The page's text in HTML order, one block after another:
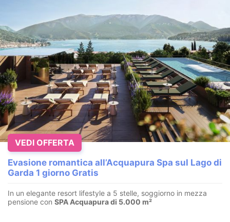
Evasione romantica all’Acquapura Spa sul Lago di
Garda 1 giorno Gratis
In un elegante resort lifestyle a 5 stelle, soggiorno in mezza
pensione con SPA Acquapura di 5.000 m²
VEDI OFFERTA